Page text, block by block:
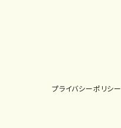
プライバシーポリシー